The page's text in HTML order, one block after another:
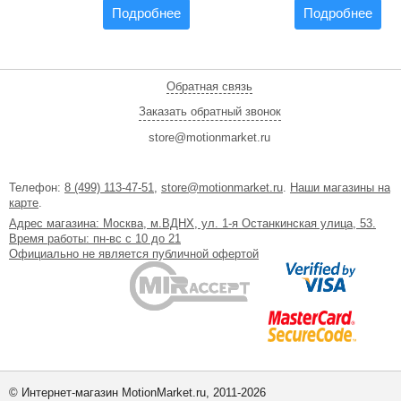
Подробнее Подробнее
Обратная связь
Заказать обратный звонок
store@motionmarket.ru
Телефон: 8 (499) 113-47-51, store@motionmarket.ru. Наши магазины на
карте.
Адрес магазина: Москва, м.ВДНХ, ул. 1-я Останкинская улица, 53.
Время работы: пн-вс с 10 до 21
Официально не является публичной офертой
© Интернет-магазин MotionMarket.ru, 2011-2026